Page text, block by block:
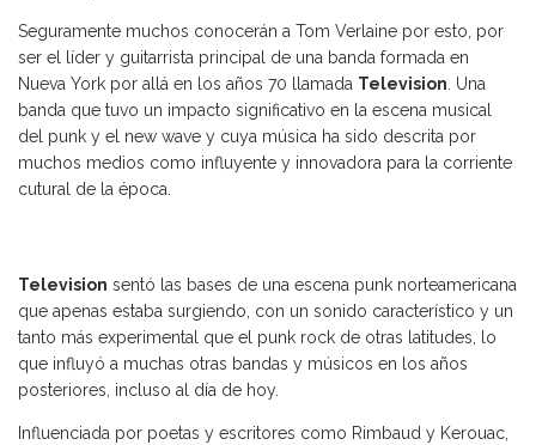
Seguramente muchos conocerán a Tom Verlaine por esto, por
ser el líder y guitarrista principal de una banda formada en
Nueva York por allá en los años 70 llamada Television. Una
banda que tuvo un impacto significativo en la escena musical
del punk y el new wave y cuya música ha sido descrita por
muchos medios como influyente y innovadora para la corriente
cutural de la época.
Television sentó las bases de una escena punk norteamericana
que apenas estaba surgiendo, con un sonido característico y un
tanto más experimental que el punk rock de otras latitudes, lo
que influyó a muchas otras bandas y músicos en los años
posteriores, incluso al día de hoy.
Influenciada por poetas y escritores como Rimbaud y Kerouac,